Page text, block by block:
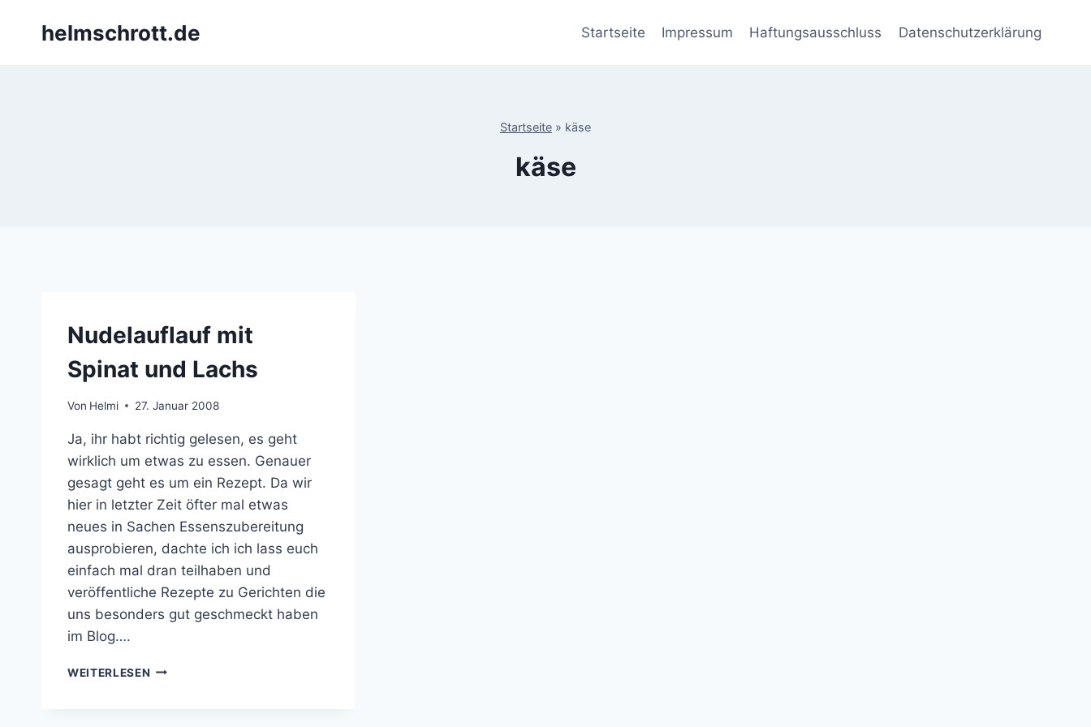
helmschrott.de Startseite Impressum Haftungsausschluss Datenschutzerklärung
Startseite » käse
käse
Nudelauflauf mit
Spinat und Lachs
Von Helmi 27. Januar 2008
Ja, ihr habt richtig gelesen, es geht
wirklich um etwas zu essen. Genauer
gesagt geht es um ein Rezept. Da wir
hier in letzter Zeit öfter mal etwas
neues in Sachen Essenszubereitung
ausprobieren, dachte ich ich lass euch
einfach mal dran teilhaben und
veröffentliche Rezepte zu Gerichten die
uns besonders gut geschmeckt haben
im Blog….
WEITERLESEN NUDELAUFLAUF